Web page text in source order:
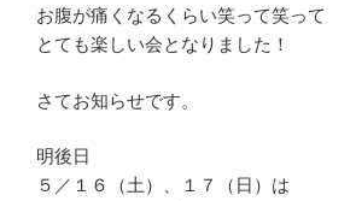
お腹が痛くなるくらい笑って笑って
とても楽しい会となりました！
さてお知らせです。
明後日
５／１６（土）、１７（日）は